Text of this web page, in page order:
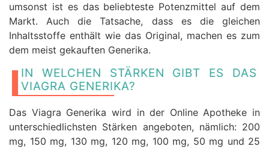
umsonst ist es das beliebteste Potenzmittel auf dem
Markt. Auch die Tatsache, dass es die gleichen
Inhaltsstoffe enthält wie das Original, machen es zum
dem meist gekauften Generika.
IN WELCHEN STÄRKEN GIBT ES DAS
VIAGRA GENERIKA?
Das Viagra Generika wird in der Online Apotheke in
unterschiedlichsten Stärken angeboten, nämlich: 200
mg, 150 mg, 130 mg, 120 mg, 100 mg, 50 mg und 25